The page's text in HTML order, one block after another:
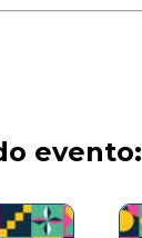
evento: